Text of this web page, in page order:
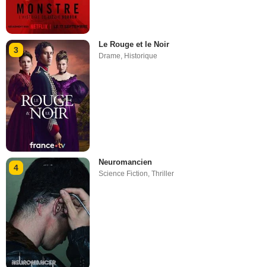
3
Le Rouge et le Noir
Drame, Historique
4
Neuromancien
Science Fiction,Thriller